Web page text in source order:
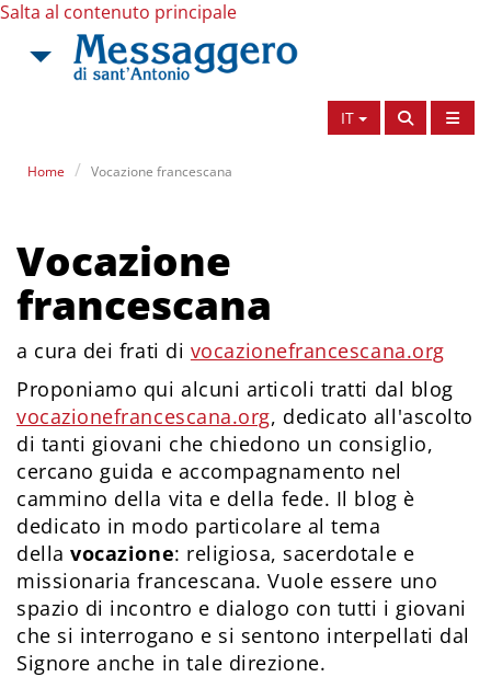
Salta al contenuto principale
IT
Home Vocazione francescana
Vocazione
francescana
a cura dei frati di vocazionefrancescana.org
Proponiamo qui alcuni articoli tratti dal blog
vocazionefrancescana.org, dedicato all'ascolto
di tanti giovani che chiedono un consiglio,
cercano guida e accompagnamento nel
cammino della vita e della fede. Il blog è
dedicato in modo particolare al tema
dellavocazione: religiosa, sacerdotale e
missionaria francescana. Vuole essere uno
spazio di incontro e dialogo con tutti i giovani
che si interrogano e si sentono interpellati dal
Signore anche in tale direzione.